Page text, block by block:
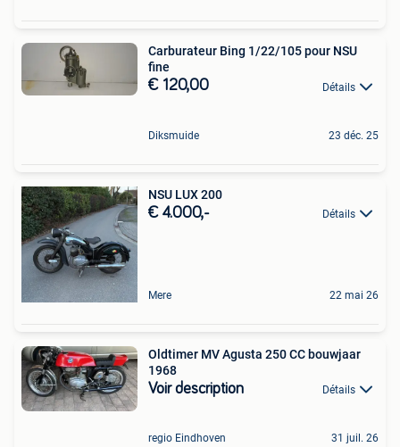
Carburateur Bing 1/22/105 pour NSU
fine
€ 120,00 Détails
Diksmuide 23 déc. 25
NSU LUX 200
€ 4.000,- Détails
Mere 22 mai 26
Oldtimer MV Agusta 250 CC bouwjaar
1968
Voir description Détails
regio Eindhoven 31 juil. 26